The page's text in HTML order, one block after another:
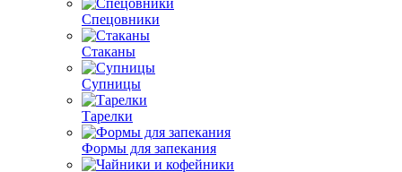
Спецовники
Стаканы
Супницы
Тарелки
Формы для запекания